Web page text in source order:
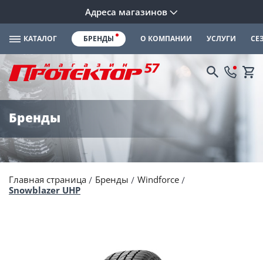
Адреса магазинов
КАТАЛОГ БРЕНДЫ О КОМПАНИИ УСЛУГИ
Бренды
Главная страница Бренды
Windforce
Snowblazer UHP